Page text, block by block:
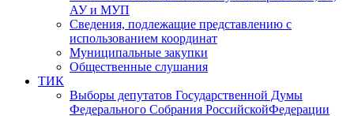
АУ и МУП
Сведения, подлежащие представлению с
использованием координат
Муниципальные закупки
Общественные слушания
ТИК
Выборы депутатов Государственной Думы
Федерального Собрания РоссийскойФедерации